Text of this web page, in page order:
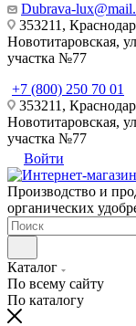
Dubrava-
353211,
Новотитаровская,
участка №77
+7 (800) 250 70 01
353211,
Новотитаровская,
участка №77
Войти
Производство и
органических
Каталог
По всему сайту
По каталогу